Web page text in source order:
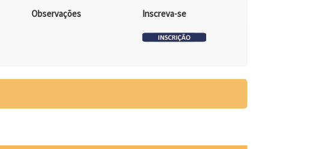
Observações Inscreva-se